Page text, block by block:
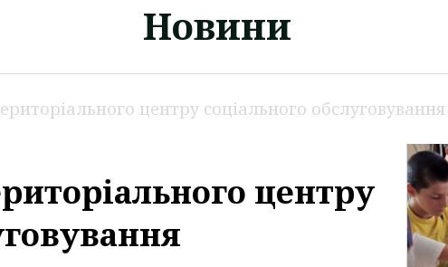
Новини
центру соціального обслуговування
центру